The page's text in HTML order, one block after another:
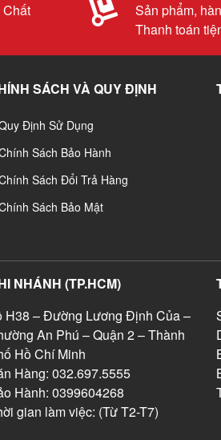
Sản phẩm,
Thanh toán
SÁCH VÀ QUY ĐỊNH
Định Sử Dụng
Sách Bảo Hành
Sách Đổi Trả Hàng
Sách Bảo Mật
NHÁNH (TP.HCM)
H38 – Đường Lương Định Của –
An Phú – Quận 2 – Thành
Hồ Chí Minh
Hàng: 032.697.5555
Hành: 0399604268
gian làm việc: (Từ T2-T7)